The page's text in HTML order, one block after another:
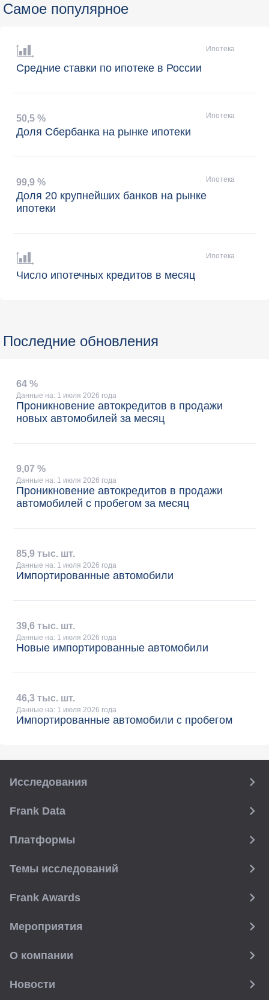
Самое популярное
Ипотека
Средние ставки по ипотеке в России
50,5 % Ипотека
Доля Сбербанка на рынке ипотеки
99,9 % Ипотека
Доля 20 крупнейших банков на рынке
ипотеки
Ипотека
Число ипотечных кредитов в месяц
Последние обновления
64 %
Данные на: 1 июля 2026 года
Проникновение автокредитов в продажи
новых автомобилей за месяц
9,07 %
Данные на: 1 июля 2026 года
Проникновение автокредитов в продажи
автомобилей с пробегом за месяц
85,9 тыс. шт.
Данные на: 1 июля 2026 года
Импортированные автомобили
39,6 тыс. шт.
Данные на: 1 июля 2026 года
Новые импортированные автомобили
46,3 тыс. шт.
Данные на: 1 июля 2026 года
Импортированные автомобили с пробегом
Исследования
Frank Data
Платформы
Темы исследований
Frank Awards
Мероприятия
О компании
Новости